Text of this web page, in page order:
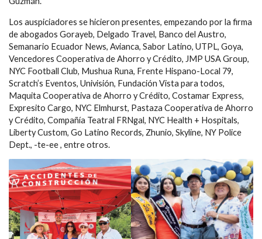
Los auspiciadores se hicieron presentes, empezando por la firma
de abogados Gorayeb, Delgado Travel, Banco del Austro,
Semanario Ecuador News, Avianca, Sabor Latino, UTPL, Goya,
Vencedores Cooperativa de Ahorro y Crédito, JMP USA Group,
NYC Football Club, Mushua Runa, Frente Hispano-Local 79,
Scratch’s Eventos, Univisión, Fundación Vista para todos,
Maquita Cooperativa de Ahorro y Crédito, Costamar Express,
Expresito Cargo, NYC Elmhurst, Pastaza Cooperativa de Ahorro
y Crédito, Compañía Teatral FRNgal, NYC Health + Hospitals,
Liberty Custom, Go Latino Records, Zhunio, Skyline, NY Police
Dept., -te-ee , entre otros.